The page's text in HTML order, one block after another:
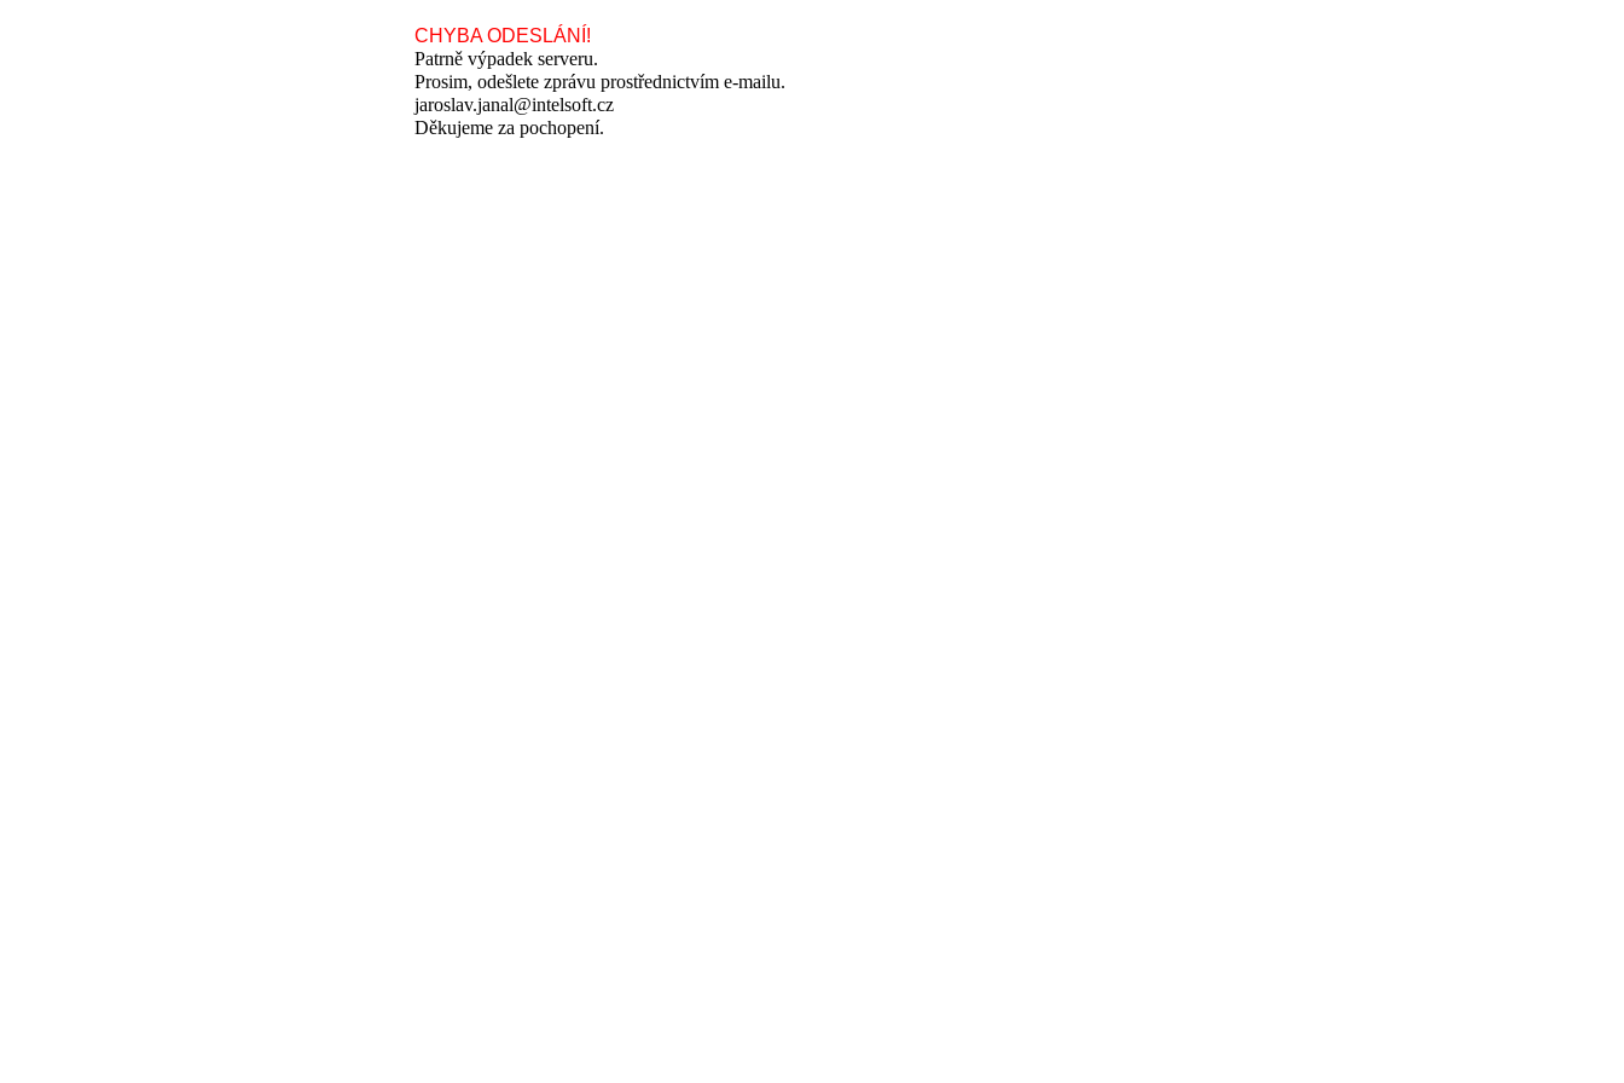
CHYBA ODESLÁNÍ!
Patrně výpadek serveru.
Prosim, odešlete zprávu prostřednictvím e-mailu.
jaroslav.janal@intelsoft.cz
Děkujeme za pochopení.